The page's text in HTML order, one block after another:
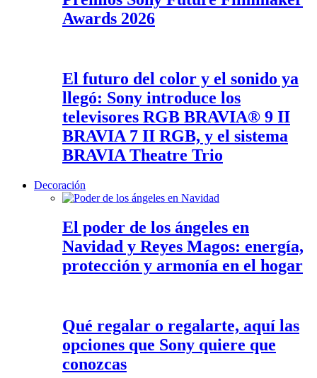
Awards 2026
El futuro del color y el sonido ya
llegó: Sony introduce los
televisores RGB BRAVIA® 9 II
BRAVIA 7 II RGB, y el sistema
BRAVIA Theatre Trio
Decoración
El poder de los ángeles en
Navidad y Reyes Magos: energía,
protección y armonía en el hogar
Qué regalar o regalarte, aquí las
opciones que Sony quiere que
conozcas